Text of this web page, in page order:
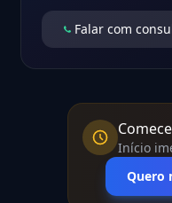
Falar com
Início
Quero